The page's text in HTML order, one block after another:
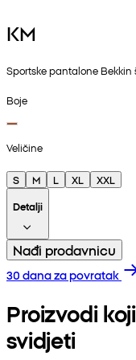
KM
Sportske pantalone Bekkin
Boje
Veličine
S M L XL
XXL
Detalji
Nađi prodavnicu
30 dana za povratak
Proizvodi
svidjeti